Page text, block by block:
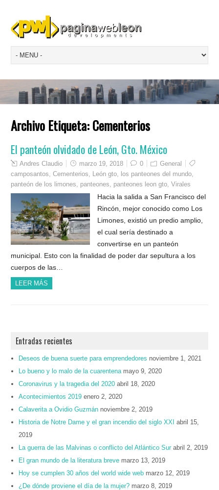
Archivo Etiqueta:Cementerios
El panteón olvidado de León, Gto. México
Andres Claudio marzo 19, 2018 0
General
camposantos ,Cementerios León gto los panteones del mundo
panteón de los limones
panteones panteones leon gto ,Virales
Hacia la salida a San Francisco del
Rincón, mejor conocido como Los
Limones, existió un predio amplio,
el cual sería destinado a
convertirse en un panteón
municipal. Esto con la finalidad de poder dar sepultura a los
cuerpos de las…
LEER MÁS
Entradas recientes
Deseos de buena suerte para emprendedores noviembre 1, 2021
Lo bueno y lo malo de la cuarentena mayo 9, 2020
Coronavirus y la tragedia del 2020 abril 18, 2020
Acontecimientos 2019 enero 2, 2020
Calaverita a Ovidio Guzmán noviembre 2, 2019
Historia de Notre Dame y el gran incendio del siglo XXI
abril 15,
2019
La guerra de las Malvinas o conflicto del Atlántico Sur abril 2, 2019
El gran mundo de la literatura breve marzo 13, 2019
Hoy se cumplen 30 años del world wide web marzo 12, 2019
¿De dónde proviene el día de la mujer? marzo 8, 2019